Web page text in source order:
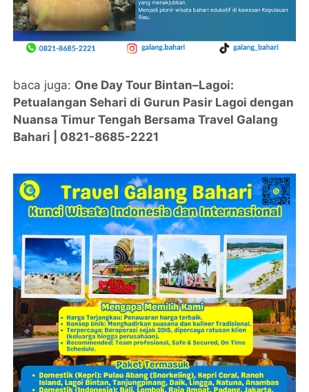
baca juga: One Day Tour Bintan–Lagoi:
Petualangan Sehari di Gurun Pasir Lagoi dengan
Nuansa Timur Tengah Bersama Travel Galang
Bahari | 0821-8685-2221